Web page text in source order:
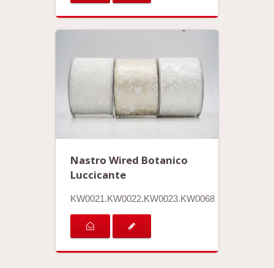
Nastro Wired Botanico
Luccicante
KW0021.KW0022.KW0023.KW0068